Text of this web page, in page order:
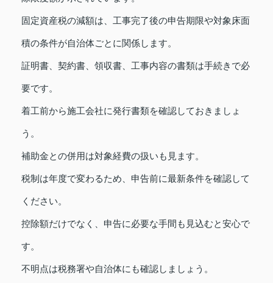
固定資産税の減額は、工事完了後の申告期限や対象床面
積の条件が自治体ごとに関係します。
証明書、契約書、領収書、工事内容の書類は手続きで必
要です。
着工前から施工会社に発行書類を確認しておきましょ
う。
補助金との併用は対象経費の扱いも見ます。
税制は年度で変わるため、申告前に最新条件を確認して
ください。
控除額だけでなく、申告に必要な手間も見込むと安心で
す。
不明点は税務署や自治体にも確認しましょう。